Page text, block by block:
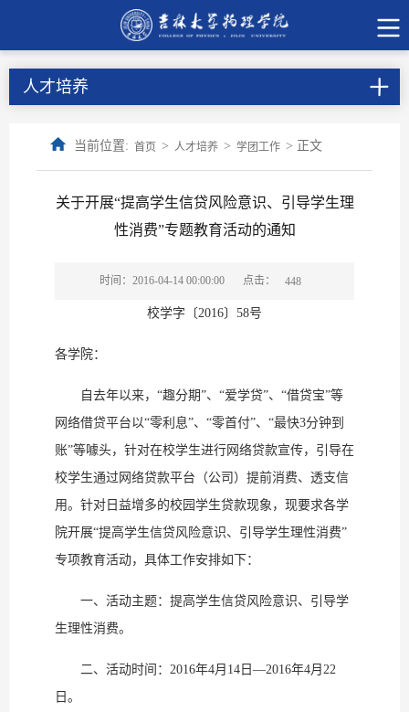
人才培养
当前位置: 首页 > 人才培养 > 学团工作 > 正文
关于开展“提高学生信贷风险意识、引导学生理
性消费”专题教育活动的通知
时间：2016-04-14 00:00:00 点击： 448
校学字〔2016〕58号
各学院：
自去年以来，“趣分期”、“爱学贷”、“借贷宝”等
网络借贷平台以“零利息”、“零首付”、“最快3分钟到
账”等噱头，针对在校学生进行网络贷款宣传，引导在
校学生通过网络贷款平台（公司）提前消费、透支信
用。针对日益增多的校园学生贷款现象，现要求各学
院开展“提高学生信贷风险意识、引导学生理性消费”
专项教育活动，具体工作安排如下：
一、活动主题：提高学生信贷风险意识、引导学
生理性消费。
二、活动时间：2016年4月14日—2016年4月22
日。